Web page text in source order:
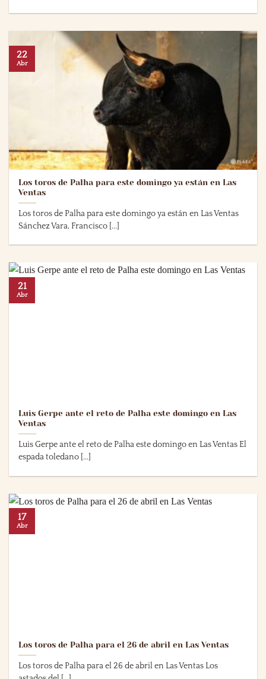
Los toros de Palha para este domingo ya están en Las
Ventas
Los toros de Palha para este domingo ya están en Las Ventas
Sánchez Vara, Francisco [...]
22
Abr
Luis Gerpe ante el reto de Palha este domingo en Las
Ventas
Luis Gerpe ante el reto de Palha este domingo en Las Ventas El
espada toledano [...]
21
Abr
Los toros de Palha para el 26 de abril en Las Ventas
Los toros de Palha para el 26 de abril en Las Ventas Los
17
Abr